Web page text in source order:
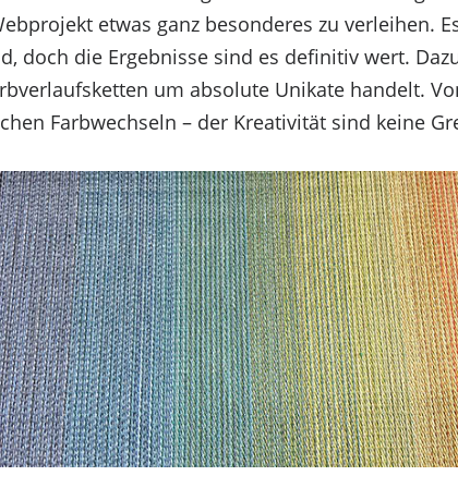
Technologien wie Cookies, um
das Surfverhalten oder eindeutige IDs auf
und Funktionen beeinträchtigt werden.
etwas ganz besonderes zu verleihen.
doch die Ergebnisse sind es definitiv wert.
um absolute Unikate handelt.
Farbwechseln – der Kreativität sind keine